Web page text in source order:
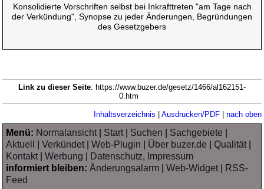
Konsolidierte Vorschriften selbst bei Inkrafttreten "am Tage nach
der Verkündung", Synopse zu jeder Änderungen, Begründungen
des Gesetzgebers
Link zu dieser Seite: https://www.buzer.de/gesetz/1466/al162151-
0.htm
Inhaltsverzeichnis Ausdrucken/PDF| nach oben
Menü: Normalansicht| Start| Suchen Sachgebiete
Aktuell
|Verkündet|Web-Plugin Über buzer.de |Qualität|
Kontakt|Werbung
Datenschutz, Impressum
informiert bleiben: Änderungsalarm |Web-Widget|
RSS-
Feed